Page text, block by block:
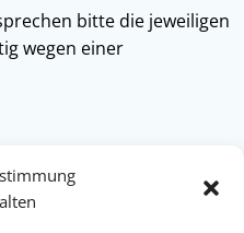
bitte die jeweiligen
wegen einer
vorherigen Samstagen
Gelegenheit, die